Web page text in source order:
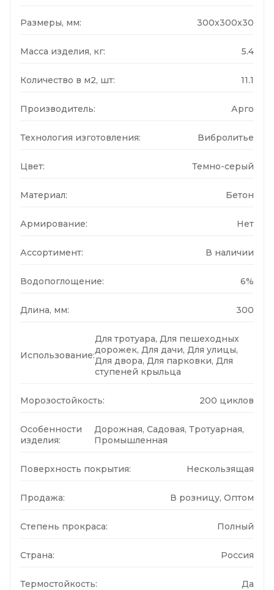
Размеры, мм: 300x300x30
Масса изделия, кг: 5.4
Количество в м2, шт: 11.1
Производитель: Арго
Технология изготовления: Вибролитье
Цвет: Темно-серый
Материал: Бетон
Армирование: Нет
Ассортимент: В наличии
Водопоглощение: 6%
Длина, мм: 300
Использование:
Для тротуара, Для пешеходных
дорожек, Для дачи, Для улицы,
Для двора, Для парковки, Для
ступеней крыльца
Морозостойкость: 200 циклов
Особенности
изделия:
Дорожная, Садовая, Тротуарная,
Промышленная
Поверхность покрытия: Нескользящая
Продажа: В розницу, Оптом
Степень прокраса: Полный
Страна: Россия
Термостойкость: Да